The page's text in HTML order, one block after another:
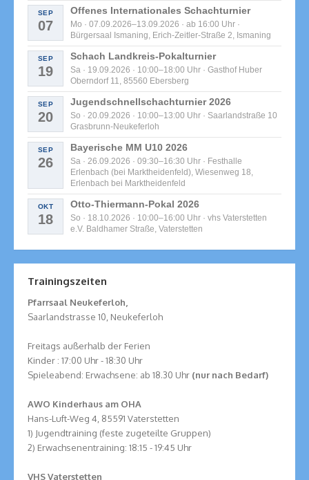
SEP
07
Offenes Internationales Schachturnier
Mo · 07.09.2026–13.09.2026 · ab 16:00 Uhr ·
Bürgersaal Ismaning, Erich-Zeitler-Straße 2, Ismaning
SEP
19
Schach Landkreis-Pokalturnier
Sa · 19.09.2026 · 10:00–18:00 Uhr · Gasthof Huber
Oberndorf 11, 85560 Ebersberg
SEP
20
Jugendschnellschachturnier 2026
So · 20.09.2026 · 10:00–13:00 Uhr · Saarlandstraße 10
Grasbrunn-Neukeferloh
SEP
26
Bayerische MM U10 2026
Sa · 26.09.2026 · 09:30–16:30 Uhr · Festhalle
Erlenbach (bei Marktheidenfeld), Wiesenweg 18,
Erlenbach bei Marktheidenfeld
OKT
18
Otto-Thiermann-Pokal 2026
So · 18.10.2026 · 10:00–16:00 Uhr · vhs Vaterstetten
e.V. Baldhamer Straße, Vaterstetten
Trainingszeiten
Pfarrsaal Neukeferloh,
Saarlandstrasse 10, Neukeferloh
Freitags außerhalb der Ferien
Kinder : 17:00 Uhr - 18:30 Uhr
Spieleabend: Erwachsene: ab 18.30 Uhr (nur nach Bedarf)
AWO Kinderhaus am OHA
Hans-Luft-Weg 4, 85591 Vaterstetten
1) Jugendtraining (feste zugeteilte Gruppen)
2) Erwachsenentraining: 18:15 - 19:45 Uhr
VHS Vaterstetten